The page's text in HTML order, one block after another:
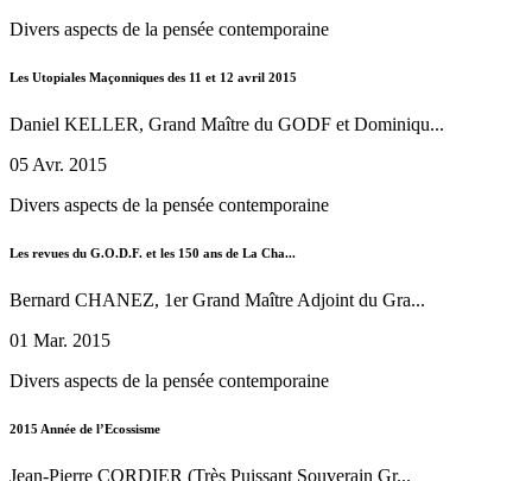
Divers aspects de la pensée contemporaine
Les Utopiales Maçonniques des 11 et 12 avril 2015
Daniel KELLER, Grand Maître du GODF et Dominiqu...
05 Avr. 2015
Divers aspects de la pensée contemporaine
Les revues du G.O.D.F. et les 150 ans de La Cha...
Bernard CHANEZ, 1er Grand Maître Adjoint du Gra...
01 Mar. 2015
Divers aspects de la pensée contemporaine
2015 Année de l’Ecossisme
Jean-Pierre CORDIER (Très Puissant Souverain Gr...